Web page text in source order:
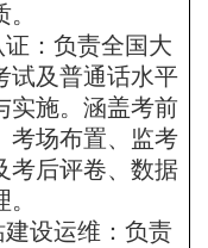
：负责全国大
试及普通话水平
实施。涵盖考前
考场布置、监考
考后评卷、数据
设运维：负责